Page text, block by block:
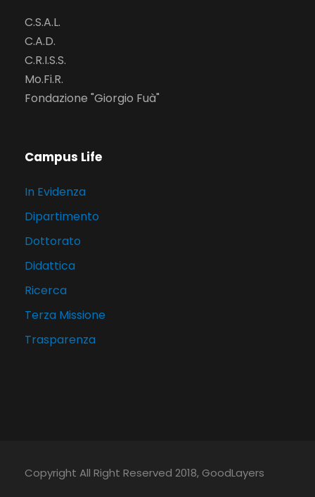
C.S.A.L.
C.A.D.
C.R.I.S.S.
Mo.Fi.R.
Fondazione "Giorgio Fuà"
Campus Life
In Evidenza
Dipartimento
Dottorato
Didattica
Ricerca
Terza Missione
Trasparenza
Copyright All Right Reserved 2018, GoodLayers